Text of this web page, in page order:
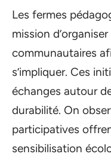
Les fermes
mission
communautaires
s’impliquer. Ces
échanges autour
durabilité. On
participatives
sensibilisation